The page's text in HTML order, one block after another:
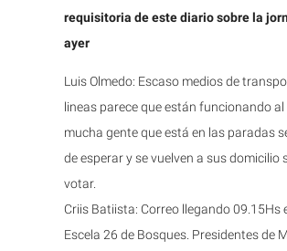
requisitoria de este diario sobre la
ayer
Luis Olmedo: Escaso medios de
lineas parece que están funcionando al
mucha gente que está en las paradas
de esperar y se vuelven a sus domicilio
votar.
Criis Batiista: Correo llegando 09.15Hs
Escela 26 de Bosques. Presidentes de